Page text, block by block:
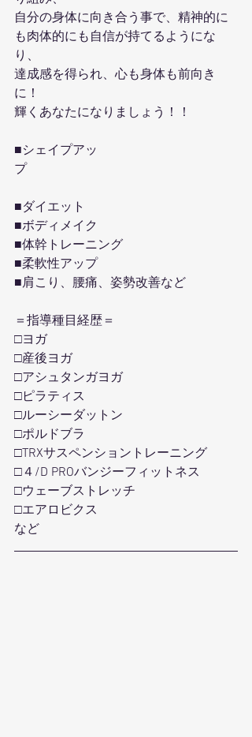
自分の身体に向き合う事で、精神的に
も肉体的にも自信が持てるようにな
り、
達成感を得られ、心も身体も前向き
に！
輝くあなたになりましょう！！
■シェイプアッ
プ
■ダイエット
■ボディメイク
■体幹トレーニング
■柔軟性アップ
■肩こり、腰痛、姿勢改善など
＝指導種目経歴＝
□ヨガ
□産後ヨガ
□アシュタンガヨガ
□ピラティス
□ルーシーダットン
□ポルドブラ
□TRXサスペンショントレーニング
□４/D PROバンジーフィットネス
□ウェーブストレッチ
□エアロビクス
など